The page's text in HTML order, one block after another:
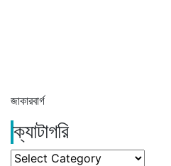
জাকারবার্গ
ক্যাটাগরি
ক্যাটাগরি